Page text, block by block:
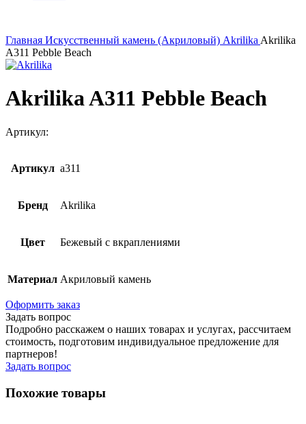
Главная Искусственный камень (Акриловый) Akrilika Akrilika
A311 Pebble Beach
Akrilika A311 Pebble Beach
Артикул:
Артикул a311
Бренд Akrilika
Цвет Бежевый с вкраплениями
Материал Акриловый камень
Оформить заказ
Задать вопрос
Подробно расскажем о наших товарах и услугах, рассчитаем
стоимость, подготовим индивидуальное предложение для
партнеров!
Задать вопрос
Похожие товары